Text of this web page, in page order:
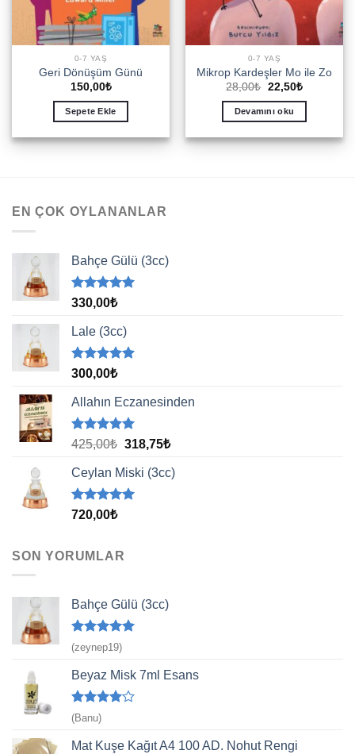
0-7 YAŞ
Geri Dönüşüm Günü
150,00₺
Sepete Ekle
0-7 YAŞ
Mikrop Kardeşler Mo ile Zo
28,00₺ Orijinal
28,00₺.
22,50₺Şu
Devamını oku
EN ÇOK OYLANANLAR
Bahçe Gülü (3cc)
5 üzerinden
oy
aldı
330,00₺
Lale (3cc)
5 üzerinden
oy
aldı
300,00₺
Allahın Eczanesinden
5 üzerinden
oy
aldı
425,00₺ Orijinal
425,00₺.
318,75₺Şu
fiyat:
Ceylan Miski (3cc)
5 üzerinden
oy
720,00₺
SON YORUMLAR
Bahçe Gülü (3cc)
5 üzerinden
5
oy aldı
(zeynep19)
Beyaz Misk 7ml Esans
5
üzerinden
4 oy aldı
(Banu)
Mat Kuşe Kağıt A4 100 AD. Nohut Rengi